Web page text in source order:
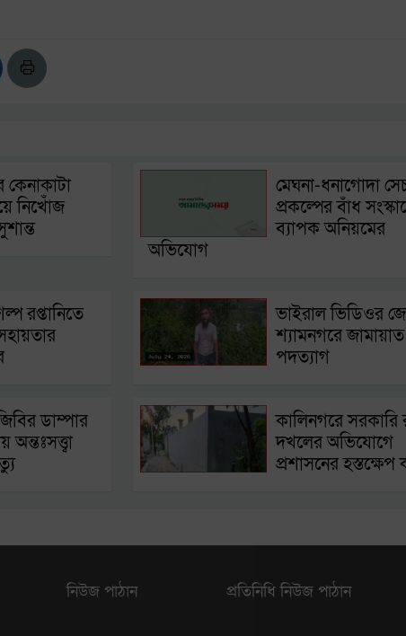
নিখোঁজ
মেঘনা-ধনাগোদা
প্রকল্পের বাঁধ
ব্যাপক অনিয়মের
অভিযোগ
রপ্তানিতে
ভাইরাল ভিডিওর
শ্যামনগরে
পদত্যাগ
ডাম্পার
অন্তঃসত্ত্বা
কালিনগরে সরকারি
দখলের অভিযোগে
প্রশাসনের হস্তক্ষেপ
নিউজ পাঠান প্রতিনিধি নিউজ পাঠান